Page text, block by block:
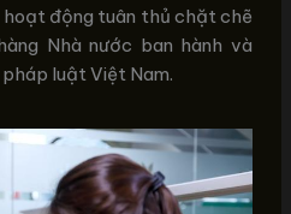
hoạt động tuân thủ chặt chẽ
Nhà nước ban hành và
luật Việt Nam.